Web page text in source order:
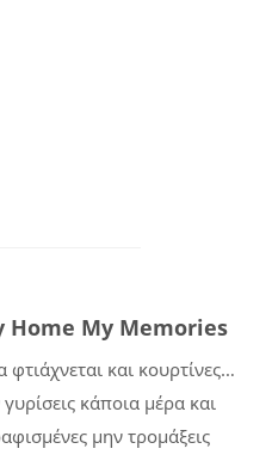
Home My Memories
και κουρτίνες…
κάποια μέρα και
μην τρομάξεις